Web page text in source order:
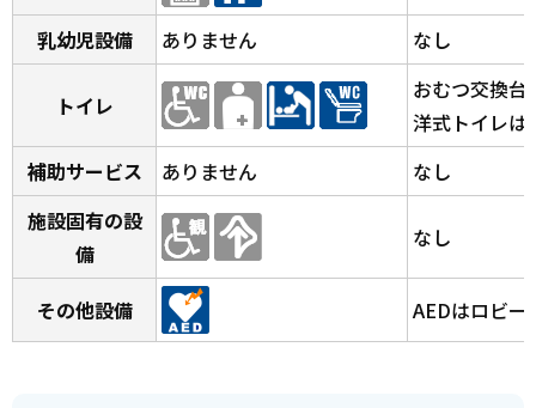
乳幼児設備
ありません なし
トイレ
おむつ交換台
洋式トイレは
補助サービス
ありません
なし
施設固有の設
備
なし
その他設備 AEDはロビー